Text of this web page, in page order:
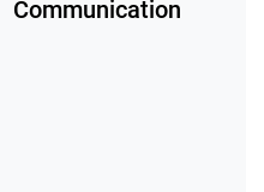
Communication